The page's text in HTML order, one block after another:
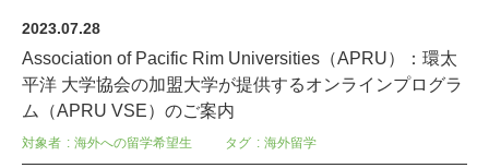
2023.07.28
Association of Pacific Rim Universities（APRU）：環太
平洋 大学協会の加盟大学が提供するオンラインプログラ
ム（APRU VSE）のご案内
対象者 海外への留学希望生 タグ 海外留学